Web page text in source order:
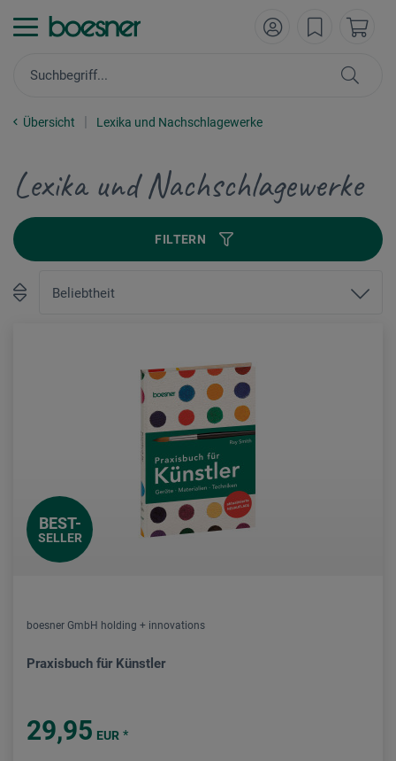
Übersicht Lexika und Nachschlagewerke
Lexika und Nachschlagewerke
FILTERN
BEST-
SELLER
boesner GmbH holding + innovations
Praxisbuch für Künstler
29,95 EUR *